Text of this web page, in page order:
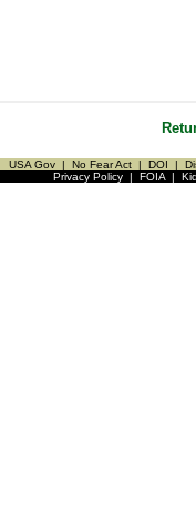
USA Gov | No Fear Act | DOI |
Privacy Policy| FOIA|